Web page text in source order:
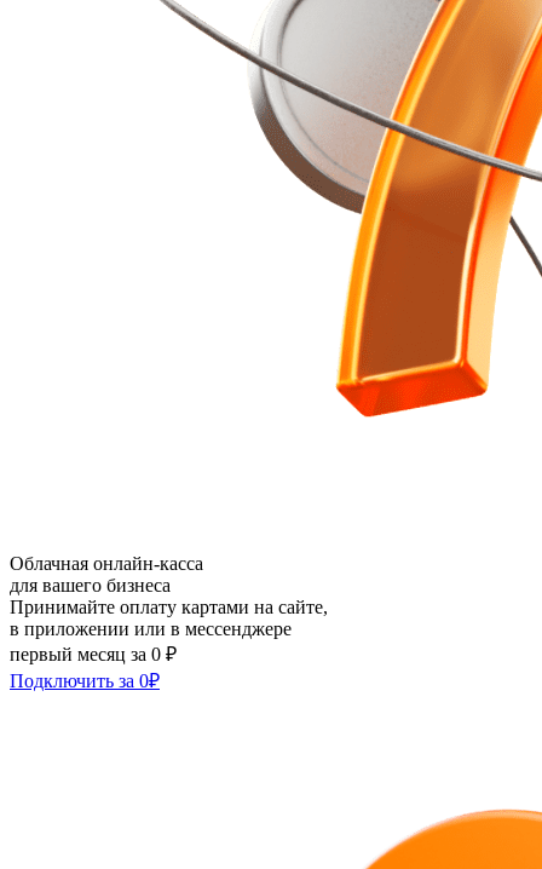
Облачная онлайн-касса
для вашего бизнеса
Принимайте оплату картами на сайте,
в приложении или в мессенджере
первый месяц за 0 ₽
Подключить за 0₽